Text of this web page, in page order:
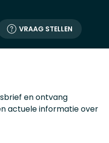
VRAAG STELLEN
en ontvang
actuele informatie over